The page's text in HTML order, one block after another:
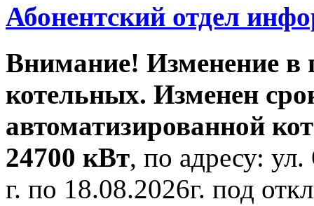
Абонентский отдел
Внимание! Изменение в
котельных. Изменен
автоматизированной
24700 кВт, по адресу:
г. по 18.08.2026г. под